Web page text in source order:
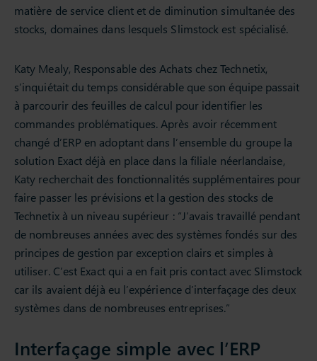
matière de service client et de diminution simultanée des
stocks, domaines dans lesquels Slimstock est spécialisé.
Katy Mealy, Responsable des Achats chez Technetix,
s’inquiétait du temps considérable que son équipe passait
à parcourir des feuilles de calcul pour identifier les
commandes problématiques. Après avoir récemment
changé d’ERP en adoptant dans l’ensemble du groupe la
solution Exact déjà en place dans la filiale néerlandaise,
Katy recherchait des fonctionnalités supplémentaires pour
faire passer les prévisions et la gestion des stocks de
Technetix à un niveau supérieur : “J’avais travaillé pendant
de nombreuses années avec des systèmes fondés sur des
principes de gestion par exception clairs et simples à
utiliser. C’est Exact qui a en fait pris contact avec Slimstock
car ils avaient déjà eu l’expérience d’interfaçage des deux
systèmes dans de nombreuses entreprises.”
Interfaçage simple avec l’ERP